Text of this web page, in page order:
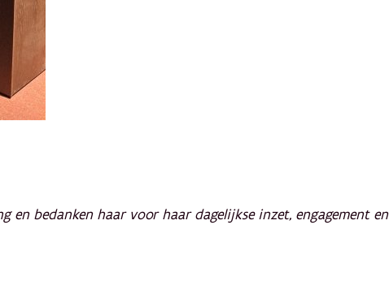
en bedanken haar voor haar dagelijkse inzet, engagement en